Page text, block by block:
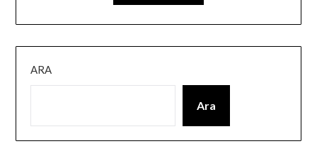
ARA
Ara